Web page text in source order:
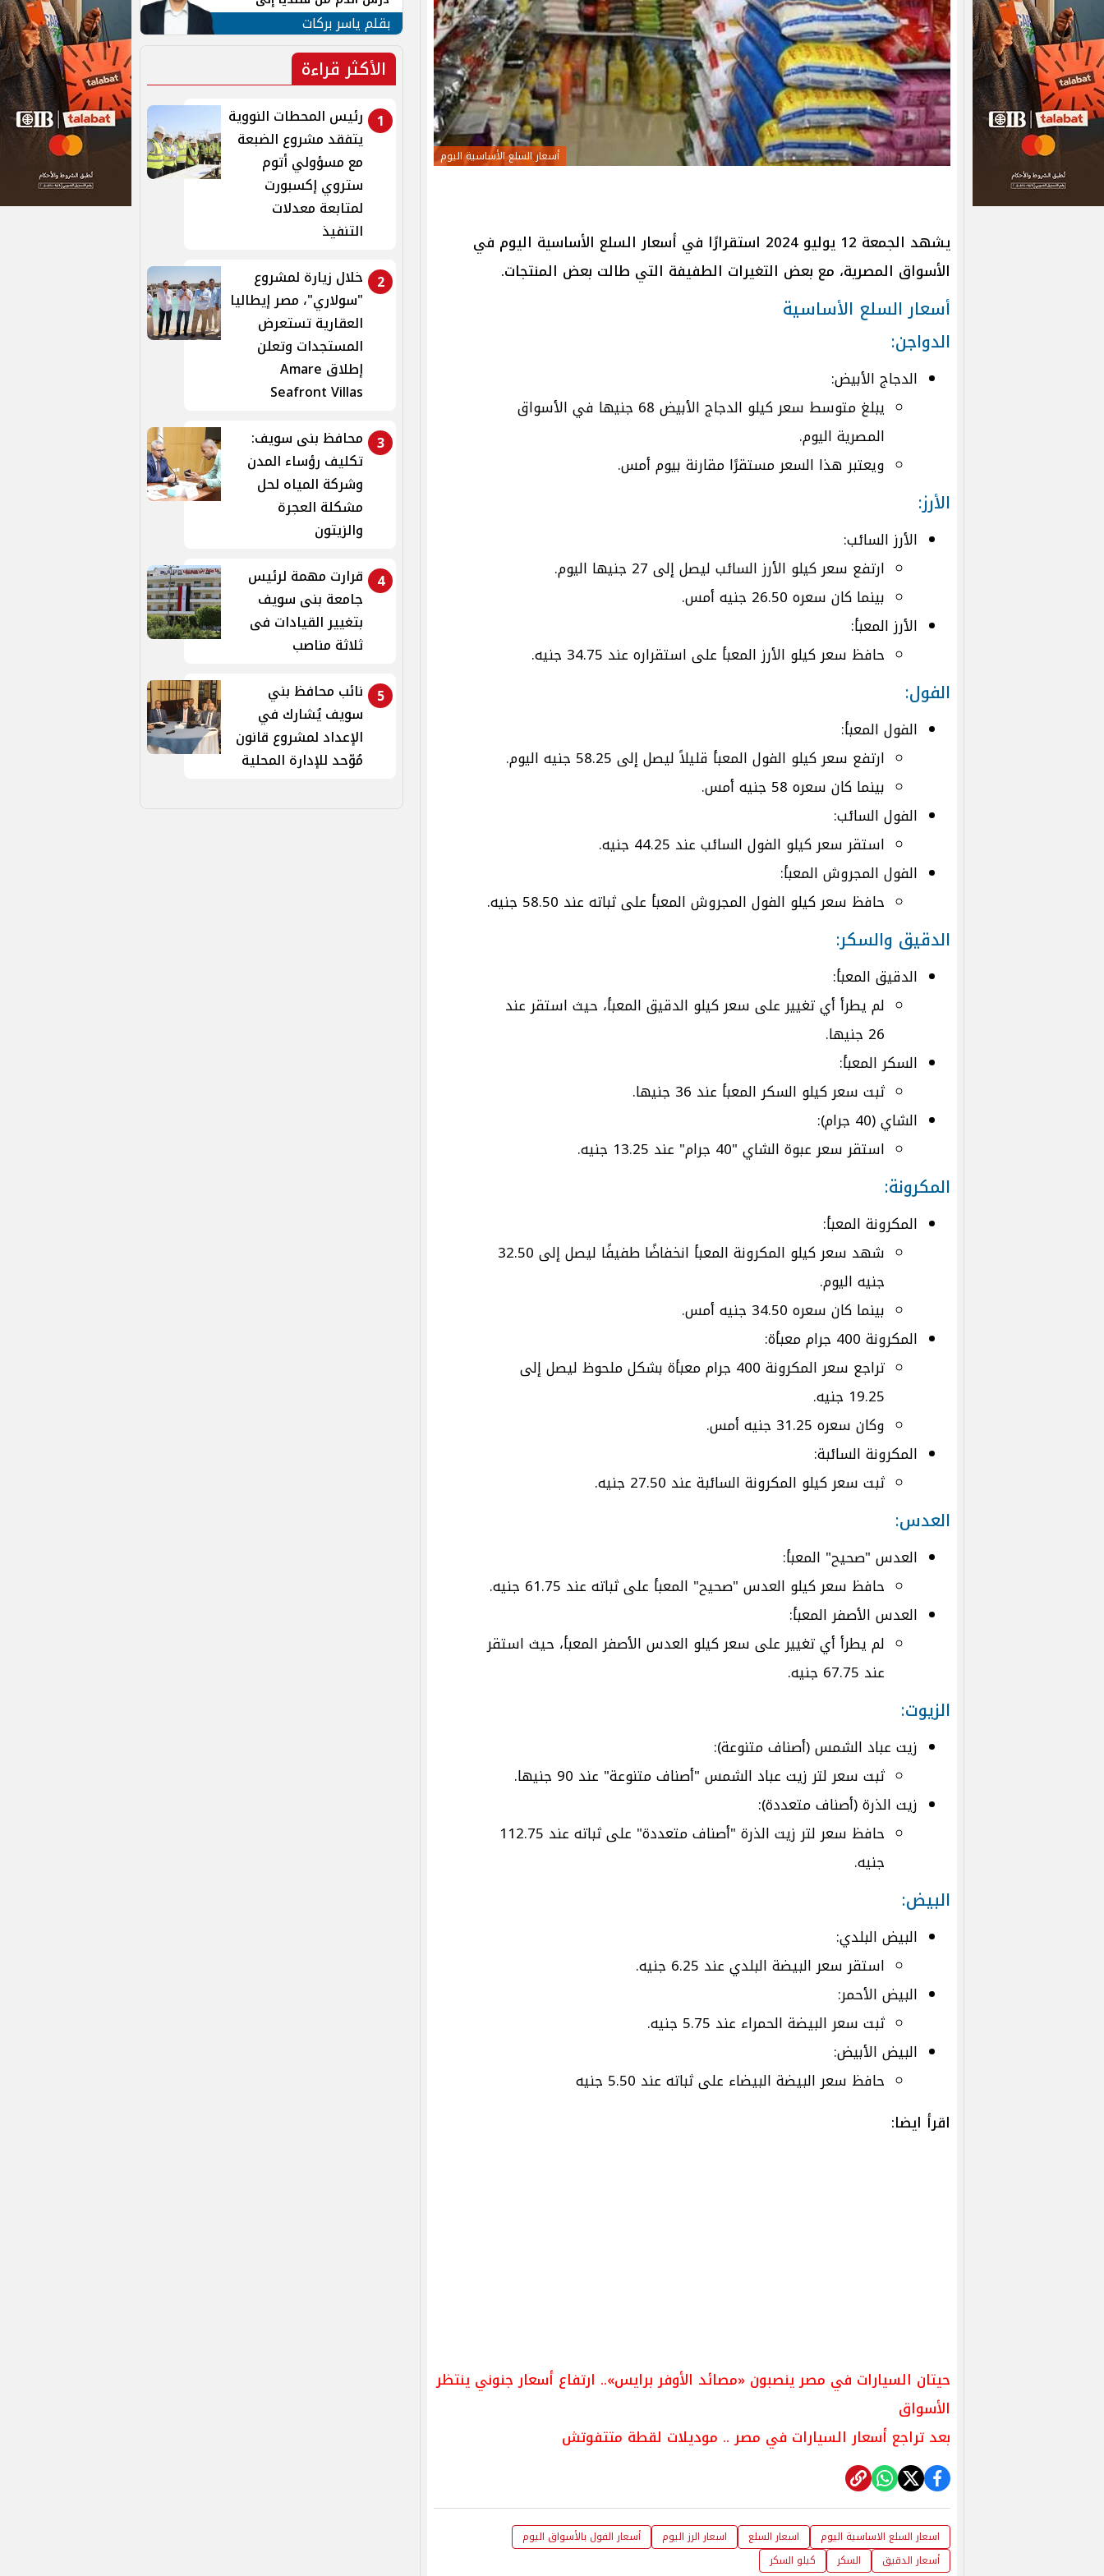
أسعار السلع الأساسية اليوم
يشهد الجمعة 12 يوليو 2024 استقرارًا في أسعار السلع الأساسية اليوم في
الأسواق المصرية، مع بعض التغيرات الطفيفة التي طالت بعض المنتجات.
أسعار السلع الأساسية
الدواجن:
الدجاج الأبيض:
يبلغ متوسط سعر كيلو الدجاج الأبيض 68 جنيها في الأسواق
المصرية اليوم.
ويعتبر هذا السعر مستقرًا مقارنة بيوم أمس.
الأرز:
الأرز السائب:
ارتفع سعر كيلو الأرز السائب ليصل إلى 27 جنيها اليوم.
بينما كان سعره 26.50 جنيه أمس.
الأرز المعبأ:
حافظ سعر كيلو الأرز المعبأ على استقراره عند 34.75 جنيه.
الفول:
الفول المعبأ:
ارتفع سعر كيلو الفول المعبأ قليلاً ليصل إلى 58.25 جنيه اليوم.
بينما كان سعره 58 جنيه أمس.
الفول السائب:
استقر سعر كيلو الفول السائب عند 44.25 جنيه.
الفول المجروش المعبأ:
حافظ سعر كيلو الفول المجروش المعبأ على ثباته عند 58.50 جنيه.
الدقيق والسكر:
الدقيق المعبأ:
لم يطرأ أي تغيير على سعر كيلو الدقيق المعبأ، حيث استقر عند
26 جنيها.
السكر المعبأ:
ثبت سعر كيلو السكر المعبأ عند 36 جنيها.
الشاي (40 جرام):
استقر سعر عبوة الشاي "40 جرام" عند 13.25 جنيه.
المكرونة:
المكرونة المعبأ:
شهد سعر كيلو المكرونة المعبأ انخفاضًا طفيفًا ليصل إلى 32.50
جنيه اليوم.
بينما كان سعره 34.50 جنيه أمس.
المكرونة 400 جرام معبأة:
تراجع سعر المكرونة 400 جرام معبأة بشكل ملحوظ ليصل إلى
19.25 جنيه.
وكان سعره 31.25 جنيه أمس.
المكرونة السائبة:
ثبت سعر كيلو المكرونة السائبة عند 27.50 جنيه.
العدس:
العدس "صحيح" المعبأ:
حافظ سعر كيلو العدس "صحيح" المعبأ على ثباته عند 61.75 جنيه.
العدس الأصفر المعبأ:
لم يطرأ أي تغيير على سعر كيلو العدس الأصفر المعبأ، حيث استقر
عند 67.75 جنيه.
الزيوت:
زيت عباد الشمس (أصناف متنوعة):
ثبت سعر لتر زيت عباد الشمس "أصناف متنوعة" عند 90 جنيها.
زيت الذرة (أصناف متعددة):
حافظ سعر لتر زيت الذرة "أصناف متعددة" على ثباته عند 112.75
جنيه.
البيض:
البيض البلدي:
استقر سعر البيضة البلدي عند 6.25 جنيه.
البيض الأحمر:
ثبت سعر البيضة الحمراء عند 5.75 جنيه.
البيض الأبيض:
حافظ سعر البيضة البيضاء على ثباته عند 5.50 جنيه
اقرأ ايضا:
حيتان السيارات في مصر ينصبون «مصائد الأوفر برايس».. ارتفاع أسعار جنوني ينتظر
الأسواق
بعد تراجع أسعار السيارات في مصر .. موديلات لقطة متتفوتش
اسعار السلع الاساسية اليوم اسعار السلع اسعار الرز اليوم
أسعار الفول بالأسواق اليوم
أسعار الدقيق
السكر كيلو السكر
جنوب لبنان
بقلم ياسر بركات
الأكثر قراءة
1
رئيس المحطات النووية
يتفقد مشروع الضبعة
مع مسؤولي أتوم
ستروي إكسبورت
لمتابعة معدلات
التنفيذ
2
خلال زيارة لمشروع
"سولاري"، مصر إيطاليا
العقارية تستعرض
المستجدات وتعلن
إطلاق Amare
Seafront Villas
3 محافظ بنى سويف:
تكليف رؤساء المدن
وشركة المياه لحل
مشكلة العجرة
والزيتون
4
قرارت مهمة لرئيس
جامعة بنى سويف
بتغيير القيادات فى
ثلاثة مناصب
5
نائب محافظ بني
سويف يُشارك في
الإعداد لمشروع قانون
مُوّحد للإدارة المحلية